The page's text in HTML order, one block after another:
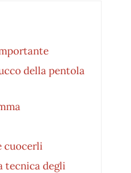
della pentola
cuocerli
tecnica degli